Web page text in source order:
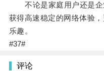
不论是家庭用户还是企
获得高速稳定的网络体验
乐趣。
#37#
评论